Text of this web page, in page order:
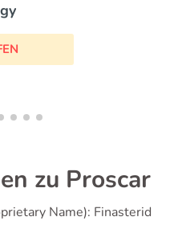
zu Proscar
Name): Finasterid